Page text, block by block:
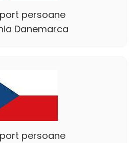
persoane
Danemarca
persoane